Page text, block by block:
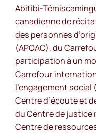
Abitibi-
canadienne de
des personnes
(APOAC), du
participation à un
Carrefour
l’engagement social
Centre d’écoute et
du Centre de justice
Centre de